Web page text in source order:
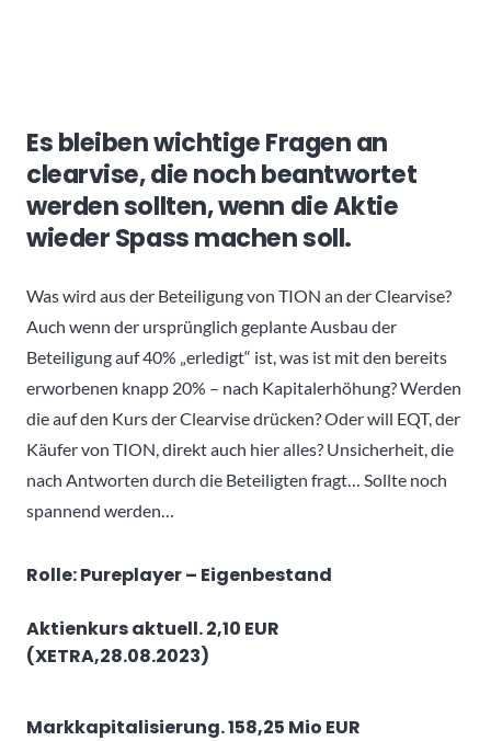
Es bleiben wichtige Fragen an
clearvise, die noch beantwortet
werden sollten, wenn die Aktie
wieder Spass machen soll.
Was wird aus der Beteiligung von TION an der Clearvise?
Auch wenn der ursprünglich geplante Ausbau der
Beteiligung auf 40% „erledigt“ ist, was ist mit den bereits
erworbenen knapp 20% – nach Kapitalerhöhung? Werden
die auf den Kurs der Clearvise drücken? Oder will EQT, der
Käufer von TION, direkt auch hier alles? Unsicherheit, die
nach Antworten durch die Beteiligten fragt… Sollte noch
spannend werden…
Rolle: Pureplayer – Eigenbestand
Aktienkurs aktuell. 2,10 EUR
(XETRA,28.08.2023)
Markkapitalisierung. 158,25 Mio EUR